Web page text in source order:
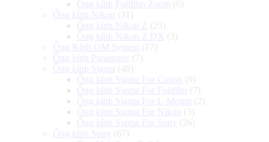
Ống kính Fujifilm Zoom (6)
Ống kính Nikon
(31)
Ống kính Nikon Z (25)
Ống kính Nikon Z DX (3)
Ống Kính OM System (17)
Ống kính Panasonic (7)
Ống kính Sigma (48)
Ống kính Sigma For Canon
(9)
Ống kính Sigma For Fujifilm (7)
Ống kính Sigma For L-Mount (2)
Ống kính Sigma For Nikon
(3)
Ống kính Sigma For Sony (26)
Ống kính Sony (67)